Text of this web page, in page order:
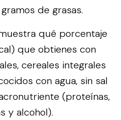
de grasas.
qué porcentaje
que obtienes con
cereales integrales
con agua, sin sal
(proteínas,
y alcohol).